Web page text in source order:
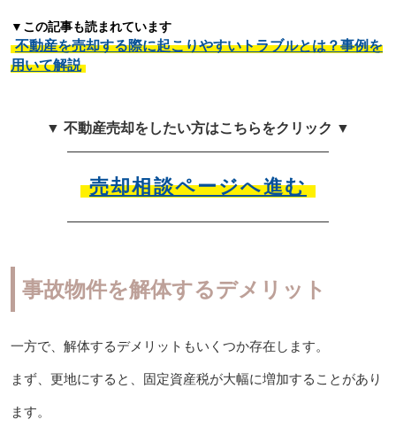
▼この記事も読まれています
不動産を売却する際に起こりやすいトラブルとは？事例を
用いて解説
▼ 不動産売却をしたい方はこちらをクリック ▼
売却相談ページへ進む
事故物件を解体するデメリット
一方で、解体するデメリットもいくつか存在します。
まず、更地にすると、固定資産税が大幅に増加することがあり
ます。